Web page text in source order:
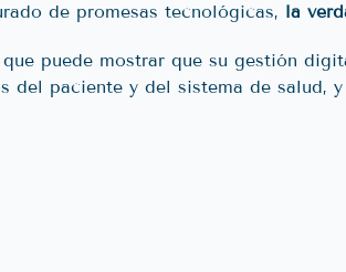
de promesas tecnológicas, la
puede mostrar que su gestión
del paciente y del sistema de salud,